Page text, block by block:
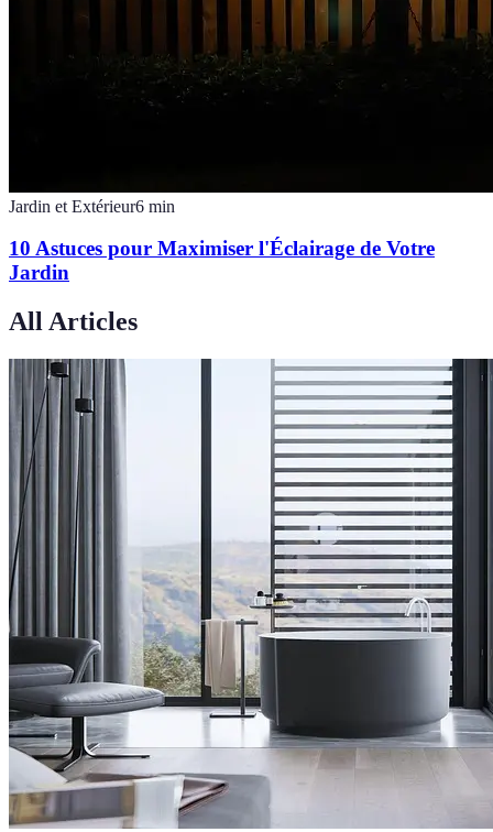
Jardin et Extérieur6 min
10 Astuces pour Maximiser l'Éclairage de Votre
Jardin
All Articles